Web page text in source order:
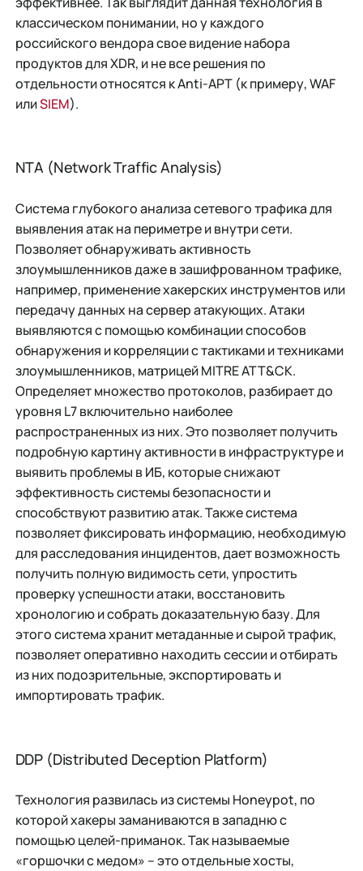
классическом понимании, но у каждого
российского вендора свое видение набора
продуктов для XDR, и не все решения по
отдельности относятся к Anti-APT (к примеру, WAF
илиSIEM).
NTA (Network Traffic Analysis)
Система глубокого анализа сетевого трафика для
выявления атак на периметре и внутри сети.
Позволяет обнаруживать активность
злоумышленников даже в зашифрованном трафике,
например, применение хакерских инструментов или
передачу данных на сервер атакующих. Атаки
выявляются с помощью комбинации способов
обнаружения и корреляции с тактиками и техниками
злоумышленников, матрицей MITRE ATT&CK.
Определяет множество протоколов, разбирает до
уровня L7 включительно наиболее
распространенных из них. Это позволяет получить
подробную картину активности в инфраструктуре и
выявить проблемы в ИБ, которые снижают
эффективность системы безопасности и
способствуют развитию атак. Также система
позволяет фиксировать информацию, необходимую
для расследования инцидентов, дает возможность
получить полную видимость сети, упростить
проверку успешности атаки, восстановить
хронологию и собрать доказательную базу. Для
этого система хранит метаданные и сырой трафик,
позволяет оперативно находить сессии и отбирать
из них подозрительные, экспортировать и
импортировать трафик.
DDP (Distributed Deception Platform)
Технология развилась из системы Honeypot, по
которой хакеры заманиваются в западню с
помощью целей-приманок. Так называемые
«горшочки с медом» – это отдельные хосты,